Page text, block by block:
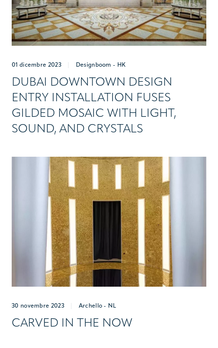
01 dicembre 2023 Designboom - HK
DUBAI DOWNTOWN DESIGN
ENTRY INSTALLATION FUSES
GILDED MOSAIC WITH LIGHT,
SOUND, AND CRYSTALS
30 novembre 2023 Archello - NL
CARVED IN THE NOW